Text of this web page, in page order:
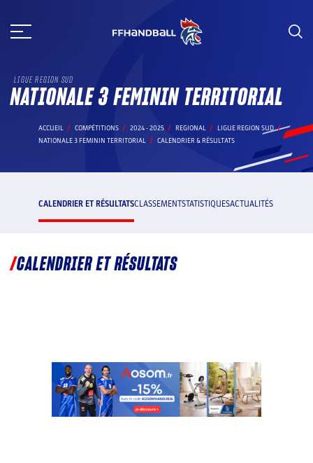
au
LIGUE REGION SUD
NATIONALE 3 FEMININ TERRITORIAL
ACCUEIL COMPÉTITIONS 2024 - 2025 REGIONAL
LIGUE REGION SUD
NATIONALE 3 FEMININ TERRITORIAL
CALENDRIER & RÉSULTATS
CALENDRIER ET RÉSULTATSCLASSEMENTSTATISTIQUESACTUALITÉS
CALENDRIER ET RÉSULTATS